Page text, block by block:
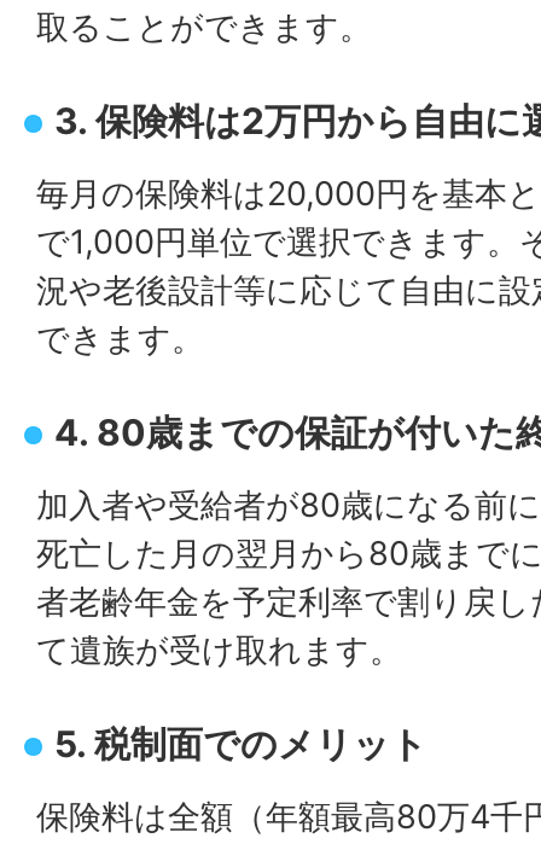
取ることができます。
3. 保険料は2万円から自由に
毎月の保険料は20,000円を基本
で1,000円単位で選択できます。
況や老後設計等に応じて自由に
できます。
4. 80歳までの保証が付いた
加入者や受給者が80歳になる前
死亡した月の翌月から80歳まで
者老齢年金を予定利率で割り戻
て遺族が受け取れます。
5. 税制面でのメリット
保険料は全額（年額最高80万4千